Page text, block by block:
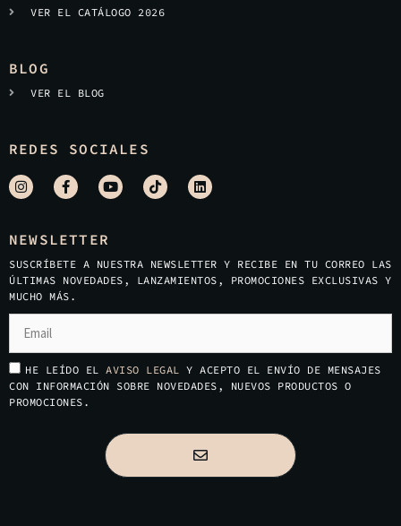
VER EL CATÁLOGO 2026
BLOG
VER EL BLOG
REDES SOCIALES
NEWSLETTER
SUSCRÍBETE A NUESTRA NEWSLETTER Y RECIBE EN TU CORREO LAS
ÚLTIMAS NOVEDADES, LANZAMIENTOS, PROMOCIONES EXCLUSIVAS Y
MUCHO MÁS.
HE LEÍDO EL AVISO LEGAL Y ACEPTO EL ENVÍO DE MENSAJES
CON INFORMACIÓN SOBRE NOVEDADES, NUEVOS PRODUCTOS O
PROMOCIONES.